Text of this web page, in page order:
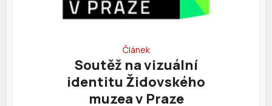
Článek
Soutěž na vizuální
identitu Židovského
muzea v Praze